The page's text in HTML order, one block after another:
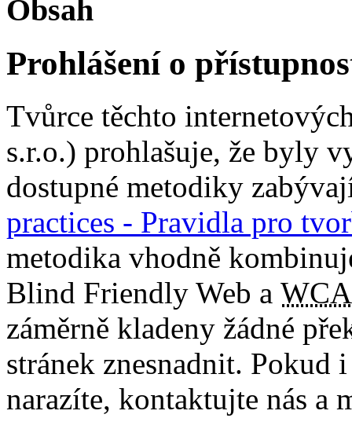
Obsah
Prohlášení o
Tvůrce těchto
s.r.o.) prohlašuje, že byly
dostupné metodiky
practices - Pravidla pro
metodika vhodně
Blind Friendly Web a
záměrně kladeny žádné
stránek znesnadnit. Pokud
narazíte, kontaktujte nás a